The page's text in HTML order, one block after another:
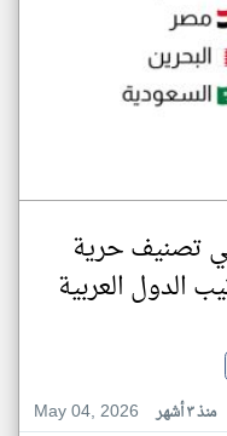
تصنيف حرية
الدول العربية
May 04, 2026
منذ ٣ أشهر